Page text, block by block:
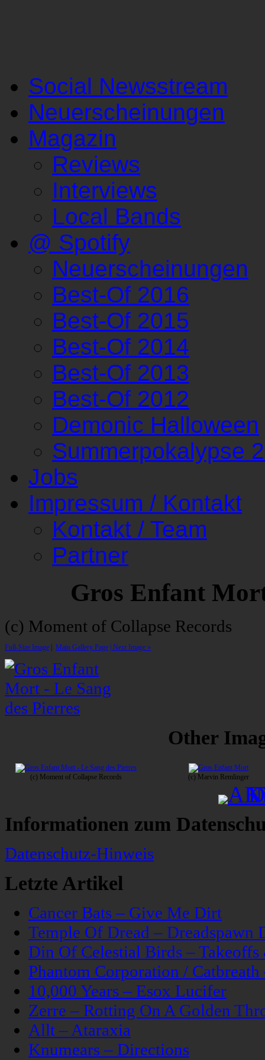
Social Newsstream
Neuerscheinungen
Magazin
Reviews
Interviews
Local Bands
@ Spotify
Neuerscheinungen
Best-Of 2016
Best-Of 2015
Best-Of 2014
Best-Of 2013
Best-Of 2012
Demonic Halloween
Summerpokalypse
Jobs
Impressum / Kontakt
Kontakt / Team
Partner
Gros Enfant
(c) Moment of Collapse Records
Full-Size Image Main Gallery Page | Next Image »
Other
(c) Moment of Collapse Records (c) Marvin Remlinger
Informationen zum
Datenschutz-Hinweis
Letzte Artikel
Cancer Bats – Give Me Dirt
Temple Of Dread – Dreadspawn
Din Of Celestial Birds –
Phantom Corporation /
10,000 Years – Esox Lucifer
Zerre – Rotting On A Golden
Allt – Ataraxia
Knumears – Directions